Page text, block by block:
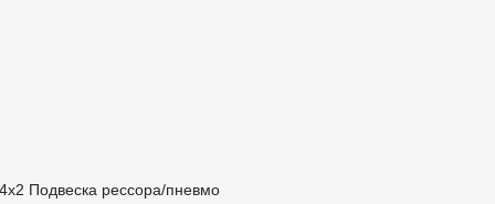
4x2 Подвеска рессора/пневмо